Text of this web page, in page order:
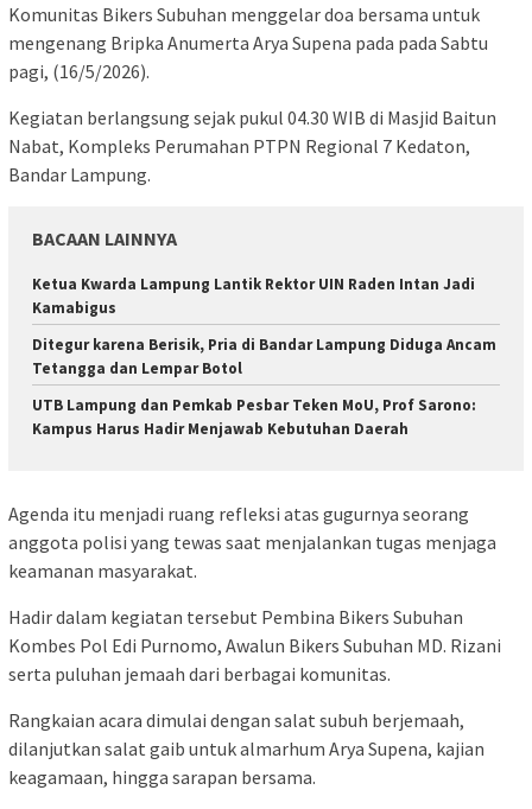
Komunitas Bikers Subuhan menggelar doa bersama untuk
mengenang Bripka Anumerta Arya Supena pada pada Sabtu
pagi, (16/5/2026).
Kegiatan berlangsung sejak pukul 04.30 WIB di Masjid Baitun
Nabat, Kompleks Perumahan PTPN Regional 7 Kedaton,
Bandar Lampung.
BACAAN LAINNYA
Ketua Kwarda Lampung Lantik Rektor UIN Raden Intan Jadi
Kamabigus
Ditegur karena Berisik, Pria di Bandar Lampung Diduga Ancam
Tetangga dan Lempar Botol
UTB Lampung dan Pemkab Pesbar Teken MoU, Prof Sarono:
Kampus Harus Hadir Menjawab Kebutuhan Daerah
Agenda itu menjadi ruang refleksi atas gugurnya seorang
anggota polisi yang tewas saat menjalankan tugas menjaga
keamanan masyarakat.
Hadir dalam kegiatan tersebut Pembina Bikers Subuhan
Kombes Pol Edi Purnomo, Awalun Bikers Subuhan MD. Rizani
serta puluhan jemaah dari berbagai komunitas.
Rangkaian acara dimulai dengan salat subuh berjemaah,
dilanjutkan salat gaib untuk almarhum Arya Supena, kajian
keagamaan, hingga sarapan bersama.